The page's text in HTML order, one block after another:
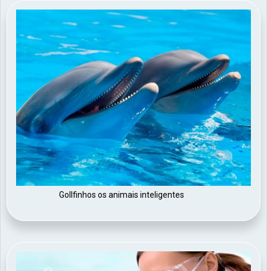
Gollfinhos os animais inteligentes